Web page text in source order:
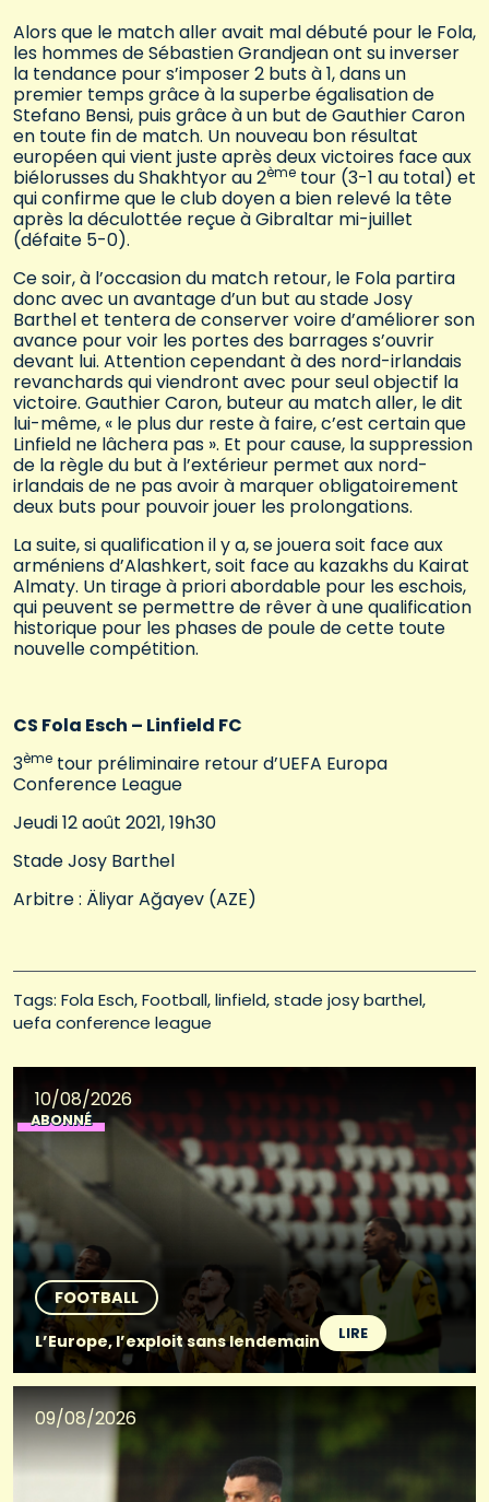
Alors que le match aller avait mal débuté pour le Fola,
les hommes de Sébastien Grandjean ont su inverser
la tendance pour s’imposer 2 buts à 1, dans un
premier temps grâce à la superbe égalisation de
Stefano Bensi, puis grâce à un but de Gauthier Caron
en toute fin de match. Un nouveau bon résultat
européen qui vient juste après deux victoires face aux
biélorusses du Shakhtyor au 2ème tour (3-1 au total) et
qui confirme que le club doyen a bien relevé la tête
après la déculottée reçue à Gibraltar mi-juillet
(défaite 5-0).
Ce soir, à l’occasion du match retour, le Fola partira
donc avec un avantage d’un but au stade Josy
Barthel et tentera de conserver voire d’améliorer son
avance pour voir les portes des barrages s’ouvrir
devant lui. Attention cependant à des nord-irlandais
revanchards qui viendront avec pour seul objectif la
victoire. Gauthier Caron, buteur au match aller, le dit
lui-même, « le plus dur reste à faire, c’est certain que
Linfield ne lâchera pas ». Et pour cause, la suppression
de la règle du but à l’extérieur permet aux nord-
irlandais de ne pas avoir à marquer obligatoirement
deux buts pour pouvoir jouer les prolongations.
La suite, si qualification il y a, se jouera soit face aux
arméniens d’Alashkert, soit face au kazakhs du Kairat
Almaty. Un tirage à priori abordable pour les eschois,
qui peuvent se permettre de rêver à une qualification
historique pour les phases de poule de cette toute
nouvelle compétition.
CS Fola Esch – Linfield FC
3ème tour préliminaire retour d’UEFA Europa
Conference League
Jeudi 12 août 2021, 19h30
Stade Josy Barthel
Arbitre : Äliyar Ağayev (AZE)
Tags: Fola Esch Football linfield stade josy barthel
uefa conference league
10/08/2026
ABONNÉ
FOOTBALL
L’Europe, l’exploit sans lendemain
LIRE
09/08/2026